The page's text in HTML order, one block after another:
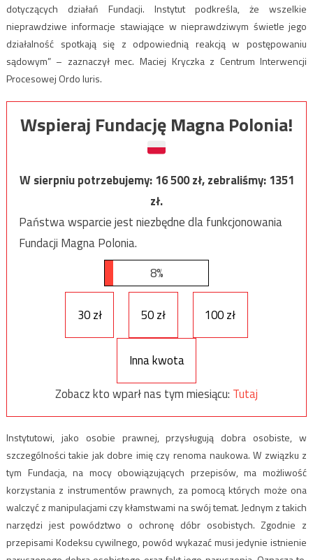
dotyczących działań Fundacji. Instytut podkreśla, że wszelkie
nieprawdziwe informacje stawiające w nieprawdziwym świetle jego
działalność spotkają się z odpowiednią reakcją w postępowaniu
sądowym” – zaznaczył mec. Maciej Kryczka z Centrum Interwencji
Procesowej Ordo Iuris.
Wspieraj Fundację Magna Polonia!
W sierpniu potrzebujemy:16 500zł, zebraliśmy:1351
zł.
Państwa wsparcie jest niezbędne dla funkcjonowania
Fundacji Magna Polonia.
8%
30 zł 50 zł 100 zł
Inna kwota
Zobacz kto wparł nas tym miesiącu: Tutaj
Instytutowi, jako osobie prawnej, przysługują dobra osobiste, w
szczególności takie jak dobre imię czy renoma naukowa. W związku z
tym Fundacja, na mocy obowiązujących przepisów, ma możliwość
korzystania z instrumentów prawnych, za pomocą których może ona
walczyć z manipulacjami czy kłamstwami na swój temat. Jednym z takich
narzędzi jest powództwo o ochronę dóbr osobistych. Zgodnie z
przepisami Kodeksu cywilnego, powód wykazać musi jedynie istnienie